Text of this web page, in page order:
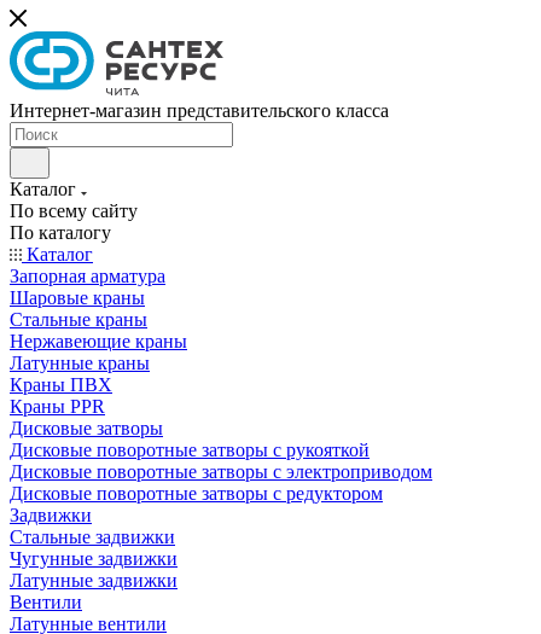
Интернет-магазин представительского класса
Каталог
По всему сайту
По каталогу
Каталог
Запорная арматура
Шаровые краны
Стальные краны
Нержавеющие краны
Латунные краны
Краны ПВХ
Краны PPR
Дисковые затворы
Дисковые поворотные затворы с рукояткой
Дисковые поворотные затворы с электроприводом
Дисковые поворотные затворы с редуктором
Задвижки
Стальные задвижки
Чугунные задвижки
Латунные задвижки
Вентили
Латунные вентили